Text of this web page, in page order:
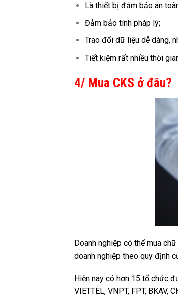
Là thiết bị đảm bảo an
Đảm bảo tính pháp lý;
Trao đổi dữ liệu dễ dàng,
Tiết kiệm rất nhiều thời
4/ Mua CKS ở đâu?
Doanh nghiệp có thể mua
doanh nghiệp theo quy định
Hiện nay có hơn 15 tổ chức
VIETTEL, VNPT, FPT, BKAV,